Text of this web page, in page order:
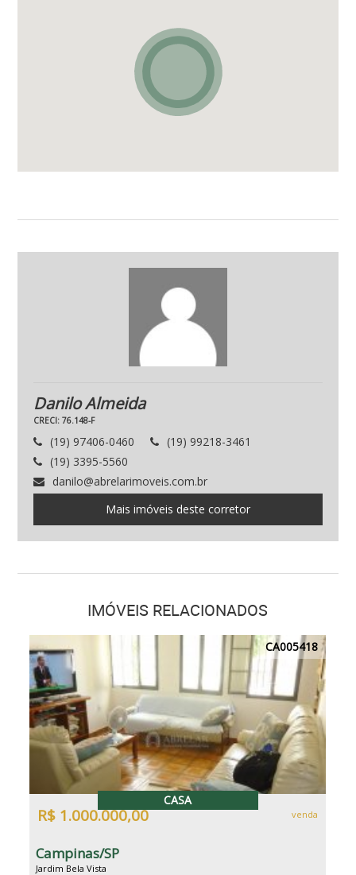
Danilo Almeida
CRECI: 76.148-F
(19) 97406-0460
(19) 99218-3461
(19) 3395-5560
danilo@abrelarimoveis.com.br
Mais imóveis deste corretor
IMÓVEIS RELACIONADOS
CA005418
CASA
R$ 1.000.000,00 venda
Campinas/SP
Jardim Bela Vista